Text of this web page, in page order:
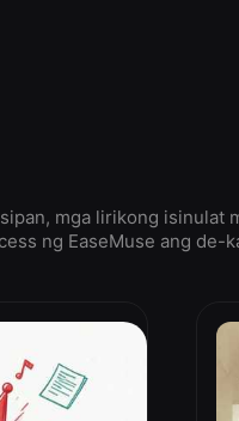
mga lirikong isinulat
ng EaseMuse ang de-